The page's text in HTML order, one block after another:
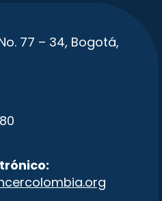
77 – 34, Bogotá,